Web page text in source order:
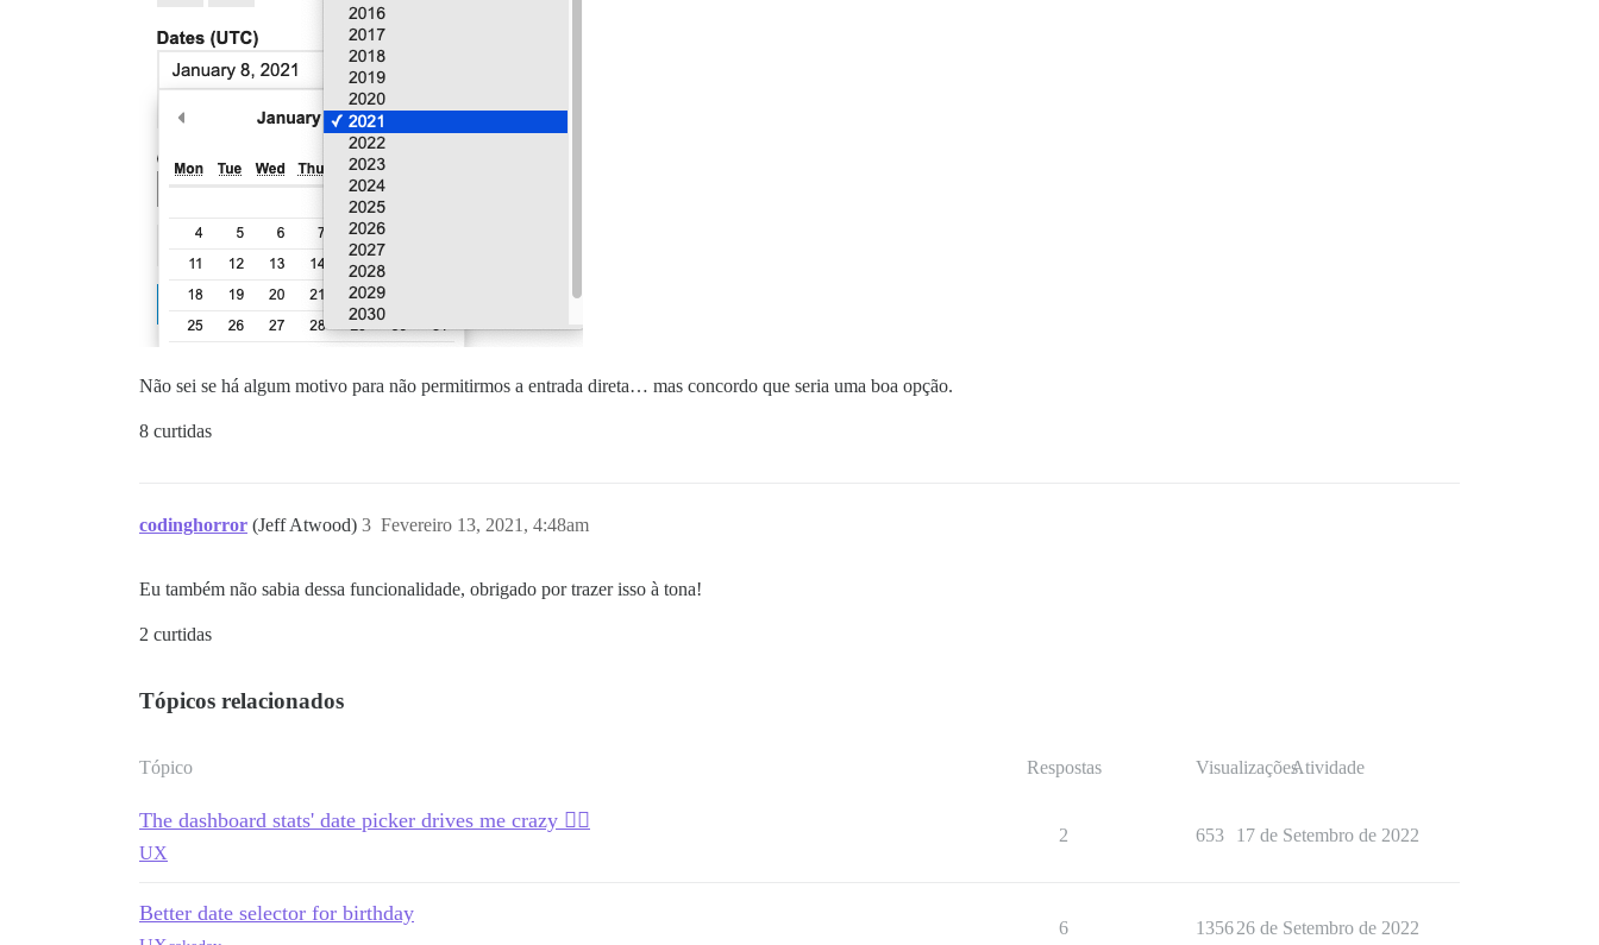
Não sei se há algum motivo para não permitirmos a entrada direta… mas concordo que seria uma boa opção.
8 curtidas
codinghorror (Jeff Atwood) Fevereiro 13, 2021, 4:48am
3
Eu também não sabia dessa funcionalidade, obrigado por trazer isso à tona!
2 curtidas
Tópicos relacionados
Tópico Respostas VisualizaçõesAtividade
The dashboard stats' date picker drives me crazy 😵‍💫
UX
2 653 17 de Setembro de 2022
Better date selector for birthday
6 135626 de Setembro de 2022